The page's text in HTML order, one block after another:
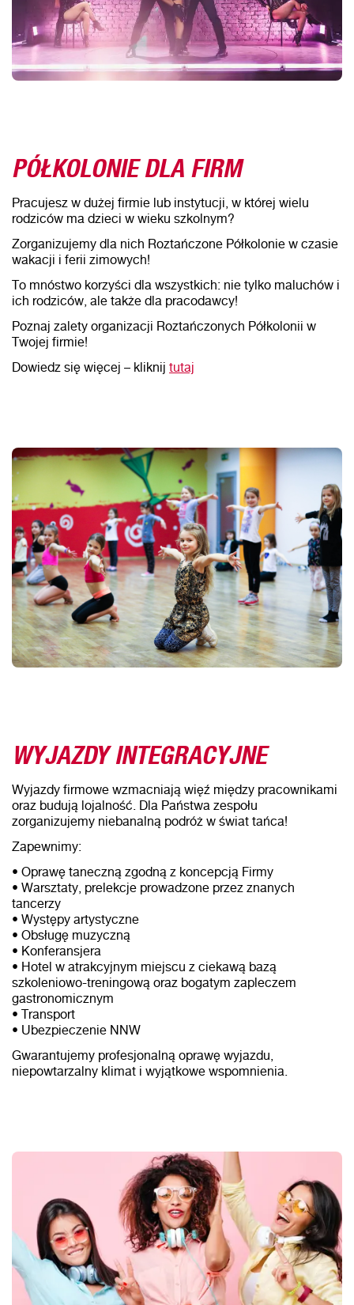
PÓŁKOLONIE DLA FIRM
Pracujesz w dużej firmie lub instytucji, w której wielu
rodziców ma dzieci w wieku szkolnym?
Zorganizujemy dla nich Roztańczone Półkolonie w czasie
wakacji i ferii zimowych!
To mnóstwo korzyści dla wszystkich: nie tylko maluchów i
ich rodziców, ale także dla pracodawcy!
Poznaj zalety organizacji Roztańczonych Półkolonii w
Twojej firmie!
Dowiedz się więcej – kliknij tutaj
WYJAZDY INTEGRACYJNE
Wyjazdy firmowe wzmacniają więź między pracownikami
oraz budują lojalność. Dla Państwa zespołu
zorganizujemy niebanalną podróż w świat tańca!
Zapewnimy:
• Oprawę taneczną zgodną z koncepcją Firmy
• Warsztaty, prelekcje prowadzone przez znanych
tancerzy
• Występy artystyczne
• Obsługę muzyczną
• Konferansjera
• Hotel w atrakcyjnym miejscu z ciekawą bazą
szkoleniowo-treningową oraz bogatym zapleczem
gastronomicznym
• Transport
• Ubezpieczenie NNW
Gwarantujemy profesjonalną oprawę wyjazdu,
niepowtarzalny klimat i wyjątkowe wspomnienia.